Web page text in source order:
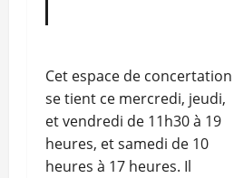
Cet espace de concertation
se tient ce mercredi, jeudi,
et vendredi de 11h30 à 19
heures, et samedi de 10
heures à 17 heures. Il